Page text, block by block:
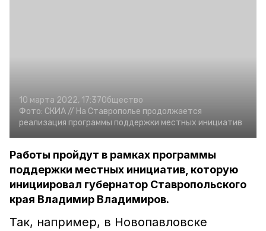
10 марта 2022, 17:37Общество
Фото: СКИА // На Ставрополье продолжается
реализация программы поддержки местных инициатив
Работы пройдут в рамках программы
поддержки местных инициатив, которую
инициировал губернатор Ставропольского
края Владимир Владимиров.
Так, например, в Новопавловске